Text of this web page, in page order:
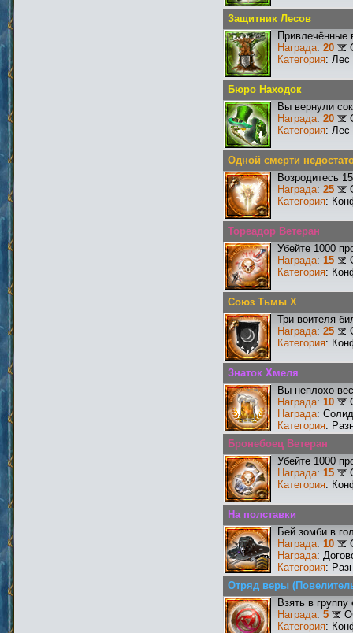
Защитник Лесов
Привлечённые
Награда: 20
Категория: Лес
Бюро Находок
Вы вернули
Награда: 20
Категория: Лес
Одной смерти
Возродитесь
Награда: 25
Категория:
Тореадор Ветеран
Убейте 1000
Награда: 15
Категория:
Союз Тьмы X
Три воителя
Награда: 25
Категория:
Знаток Хмеля
Вы неплохо
Награда: 10
Награда:
Категория:
Бронебоец Ветеран
Убейте 1000
Награда: 15
Категория:
На полставки
Бей зомби в
Награда: 10
Награда:
Категория:
Отряд веры
Взять в
Награда: 5
Категория: